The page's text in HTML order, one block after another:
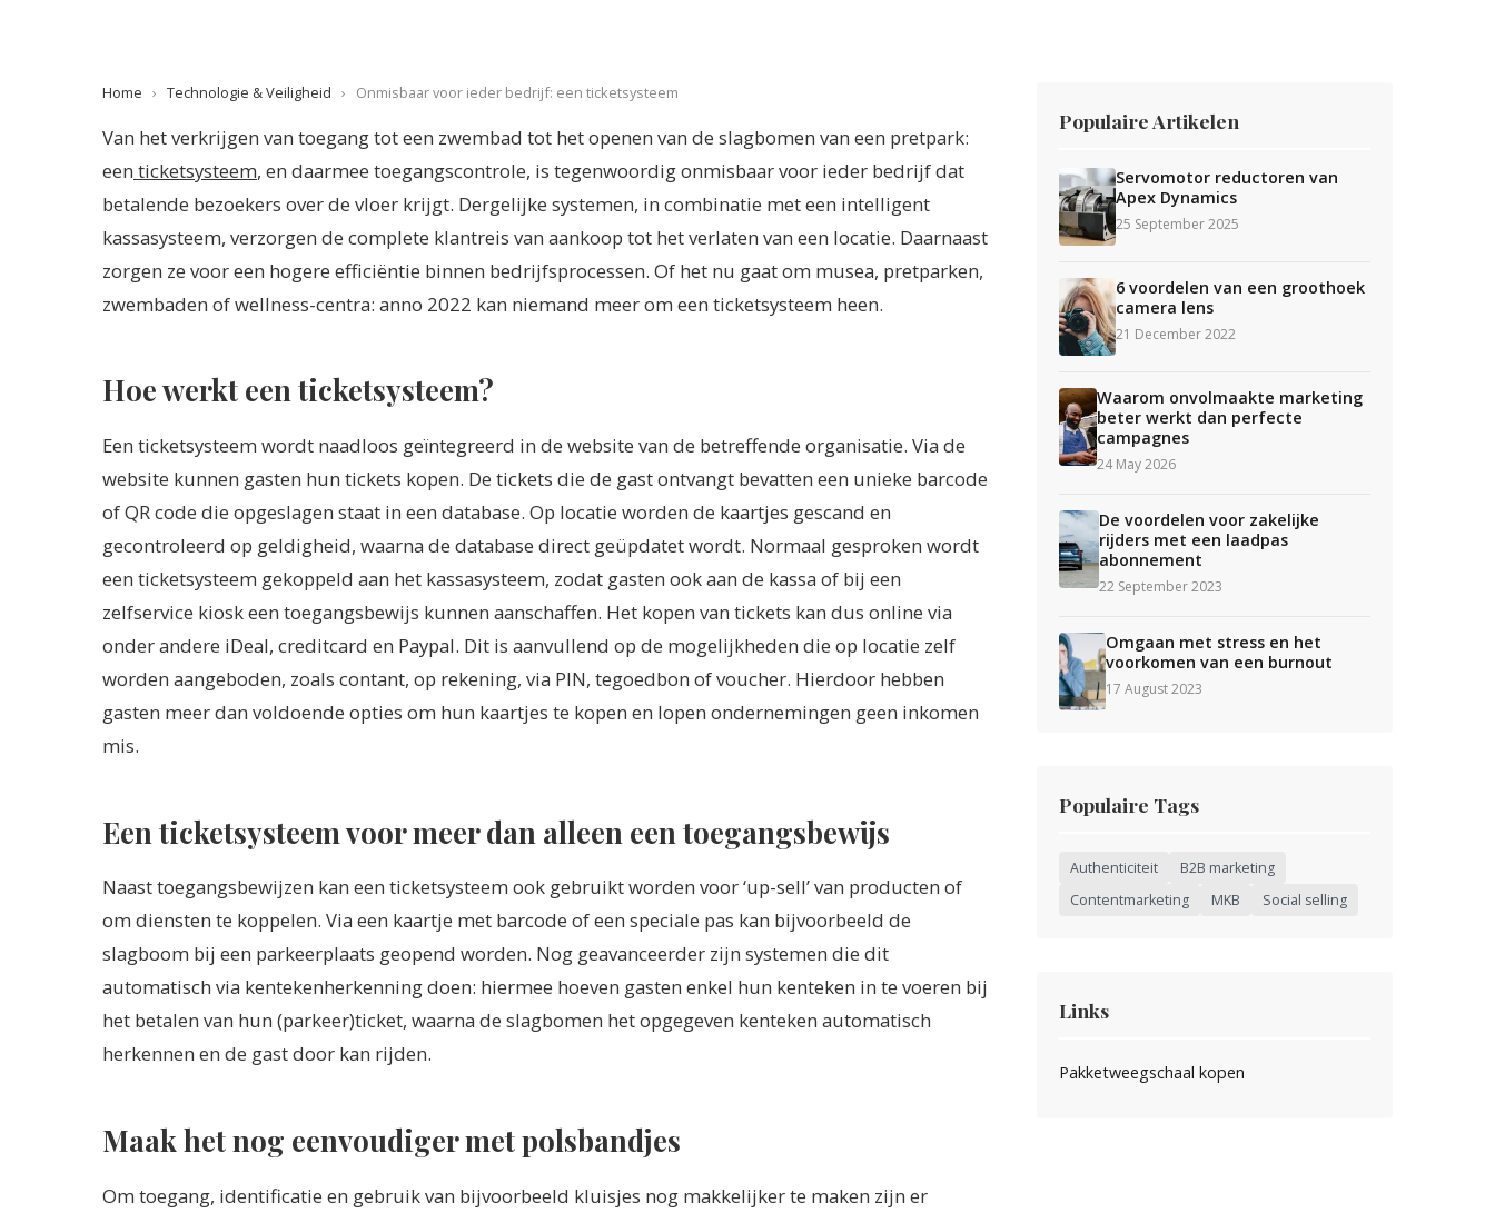
Home › Technologie & Veiligheid › Onmisbaar voor ieder bedrijf: een ticketsysteem
Van het verkrijgen van toegang tot een zwembad tot het openen van de slagbomen van een pretpark:
een ticketsysteem, en daarmee toegangscontrole, is tegenwoordig onmisbaar voor ieder bedrijf dat
betalende bezoekers over de vloer krijgt. Dergelijke systemen, in combinatie met een intelligent
kassasysteem, verzorgen de complete klantreis van aankoop tot het verlaten van een locatie. Daarnaast
zorgen ze voor een hogere efficiëntie binnen bedrijfsprocessen. Of het nu gaat om musea, pretparken,
zwembaden of wellness-centra: anno 2022 kan niemand meer om een ticketsysteem heen.
Hoe werkt een ticketsysteem?
Een ticketsysteem wordt naadloos geïntegreerd in de website van de betreffende organisatie. Via de
website kunnen gasten hun tickets kopen. De tickets die de gast ontvangt bevatten een unieke barcode
of QR code die opgeslagen staat in een database. Op locatie worden de kaartjes gescand en
gecontroleerd op geldigheid, waarna de database direct geüpdatet wordt. Normaal gesproken wordt
een ticketsysteem gekoppeld aan het kassasysteem, zodat gasten ook aan de kassa of bij een
zelfservice kiosk een toegangsbewijs kunnen aanschaffen. Het kopen van tickets kan dus online via
onder andere iDeal, creditcard en Paypal. Dit is aanvullend op de mogelijkheden die op locatie zelf
worden aangeboden, zoals contant, op rekening, via PIN, tegoedbon of voucher. Hierdoor hebben
gasten meer dan voldoende opties om hun kaartjes te kopen en lopen ondernemingen geen inkomen
mis.
Een ticketsysteem voor meer dan alleen een toegangsbewijs
Naast toegangsbewijzen kan een ticketsysteem ook gebruikt worden voor ‘up-sell’ van producten of
om diensten te koppelen. Via een kaartje met barcode of een speciale pas kan bijvoorbeeld de
slagboom bij een parkeerplaats geopend worden. Nog geavanceerder zijn systemen die dit
automatisch via kentekenherkenning doen: hiermee hoeven gasten enkel hun kenteken in te voeren bij
het betalen van hun (parkeer)ticket, waarna de slagbomen het opgegeven kenteken automatisch
herkennen en de gast door kan rijden.
Maak het nog eenvoudiger met polsbandjes
Om toegang, identificatie en gebruik van bijvoorbeeld kluisjes nog makkelijker te maken zijn er
Populaire Artikelen
Servomotor reductoren van
Apex Dynamics
25 September 2025
6 voordelen van een groothoek
camera lens
21 December 2022
Waarom onvolmaakte marketing
beter werkt dan perfecte
campagnes
24 May 2026
De voordelen voor zakelijke
rijders met een laadpas
abonnement
22 September 2023
Omgaan met stress en het
voorkomen van een burnout
17 August 2023
Populaire Tags
Authenticiteit
B2B marketing
Contentmarketing
MKB Social selling
Links
Pakketweegschaal kopen